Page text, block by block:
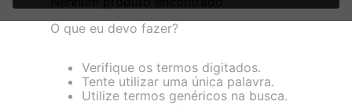
nosso Aviso de Privacidade. Quando você visita nosso site,
consideraremos isso como sua solicitação específica para
loja virtual. Para maiores informações sobre o nosso aviso de
Cookies acesse o link.
O que eu devo fazer?
Verifique os termos digitados.
Tente utilizar uma única palavra.
Utilize termos genéricos na busca.